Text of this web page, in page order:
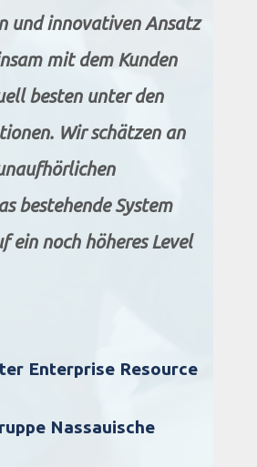
und innovativen Ansatz
mit dem Kunden
besten unter den
Wir schätzen an
bestehende System
ein noch höheres Level
Enterprise Resource
Nassauische